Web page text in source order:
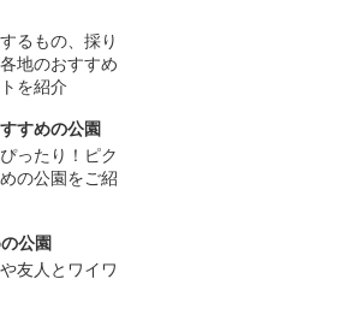
るもの、採り
地のおすすめ
を紹介
すめの公園
ったり！ピク
の公園をご紹
公園
友人とワイワ